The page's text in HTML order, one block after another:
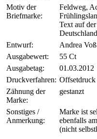
Motiv der
Briefmarke:
Feldweg,
Text auf
Deutschland
Entwurf:
Andrea
Ausgabewert:
55 Ct
Ausgabetag:
01.03.2012
Druckverfahren: Offsetdruck
Zähnung der
Marke:
gestanzt
Sonstiges /
Anmerkung:
Marke ist
ebenfalls
(nicht